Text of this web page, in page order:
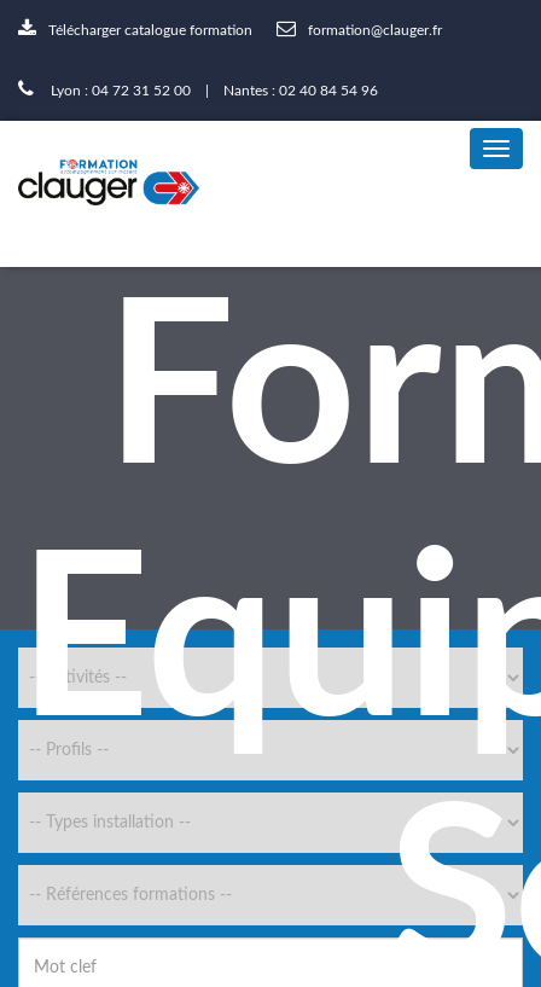
Télécharger catalogue formation formation@clauger.fr
Lyon : 04 72 31 52 00 | Nantes : 02 40 84 54 96